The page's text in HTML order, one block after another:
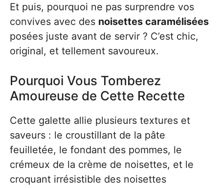
Et puis, pourquoi ne pas surprendre vos
convives avec des noisettes caramélisées
posées juste avant de servir ? C’est chic,
original, et tellement savoureux.
Pourquoi Vous Tomberez
Amoureuse de Cette Recette
Cette galette allie plusieurs textures et
saveurs : le croustillant de la pâte
feuilletée, le fondant des pommes, le
crémeux de la crème de noisettes, et le
croquant irrésistible des noisettes